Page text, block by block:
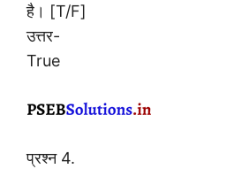
है। [T/F]
उत्तर-
True
प्रश्न 4.